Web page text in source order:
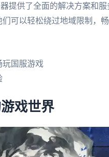
提供了全面的解决方案和
可以轻松绕过地域限制，
玩国服游戏
戏世界